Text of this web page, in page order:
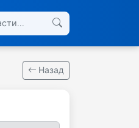
Назад